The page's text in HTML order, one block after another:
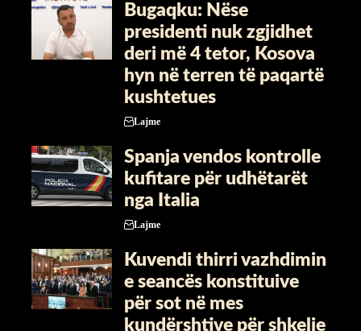
Bugaqku: Nëse
presidenti nuk zgjidhet
deri më 4 tetor, Kosova
hyn në terren të paqartë
kushtetues
Lajme
Spanja vendos kontrolle
kufitare për udhëtarët
nga Italia
Lajme
Kuvendi thirri vazhdimin
e seancës konstituive
për sot në mes
kundërshtive për shkelje